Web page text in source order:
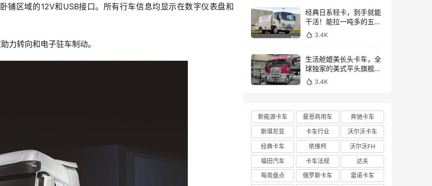
区域的12V和USB接口。所有行车信息均显示在数字仪表盘和
力转向和电子驻车制动。
经典日系轻卡，到手就能
干活！能拉一吨多的五十
铃NLR工作车实拍
3.4K
生活舱媲美长头卡车，全
球独家的美式平头旗舰！
亮相布里斯班卡车展的肯
沃斯K220牵引车实拍
3.4K
新能源卡车 曼恩商用车
奔驰卡车
斯堪尼亚
卡车行业
沃尔沃卡车
经典卡车
依维柯
沃尔沃FH
福田汽车
卡车法规
达夫
每周盘点
俄罗斯卡车
雷诺卡车